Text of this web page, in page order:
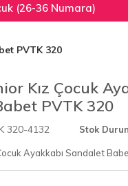
(26-36 Numara)
PVTK 320
Kız Çocuk
PVTK 320
320-4132 Stok
Ayakkabı Sandalet